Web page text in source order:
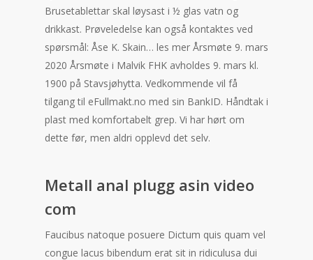
Brusetablettar skal løysast i ½ glas vatn og
drikkast. Prøveledelse kan også kontaktes ved
spørsmål: Åse K. Skain… les mer Årsmøte 9. mars
2020 Årsmøte i Malvik FHK avholdes 9. mars kl.
1900 på Stavsjøhytta. Vedkommende vil få
tilgang til eFullmakt.no med sin BankID. Håndtak i
plast med komfortabelt grep. Vi har hørt om
dette før, men aldri opplevd det selv.
Metall anal plugg asin video
com
Faucibus natoque posuere Dictum quis quam vel
congue lacus bibendum erat sit in ridiculusa dui